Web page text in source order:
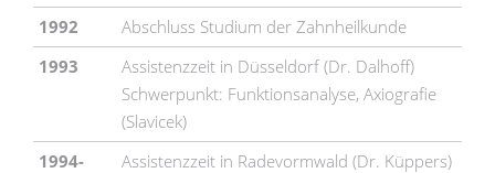
1992
Abschluss Studium der Zahnheilkunde
1993
Assistenzzeit in Düsseldorf (Dr. Dalhoff)
Schwerpunkt: Funktionsanalyse, Axiografie
(Slavicek)
1994-
Assistenzzeit in Radevormwald (Dr. Küppers)